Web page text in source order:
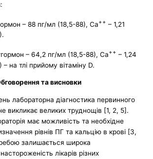
– 88 пг/мл (18,5-88), Са++ – 1,21
– 64,2 пг/мл (18,5-88), Са++ – 1,24
на тлі прийому вітаміну D.
та висновки
лабораторна діагностика первинного
викликає великих труднощів [1, 2, 5].
має можливість та необхідне
рівнів ПГ та кальцію в крові [3,
залишається широка
лікарів різних